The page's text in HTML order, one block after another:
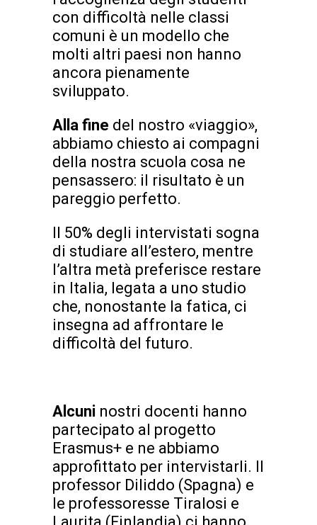
con difficoltà nelle classi
comuni è un modello che
molti altri paesi non hanno
ancora pienamente
sviluppato.
Alla fine del nostro «viaggio»,
abbiamo chiesto ai compagni
della nostra scuola cosa ne
pensassero: il risultato è un
pareggio perfetto.
Il 50% degli intervistati sogna
di studiare all’estero, mentre
l’altra metà preferisce restare
in Italia, legata a uno studio
che, nonostante la fatica, ci
insegna ad affrontare le
difficoltà del futuro.
Alcuni nostri docenti hanno
partecipato al progetto
Erasmus+ e ne abbiamo
approfittato per intervistarli. Il
professor Diliddo (Spagna) e
le professoresse Tiralosi e